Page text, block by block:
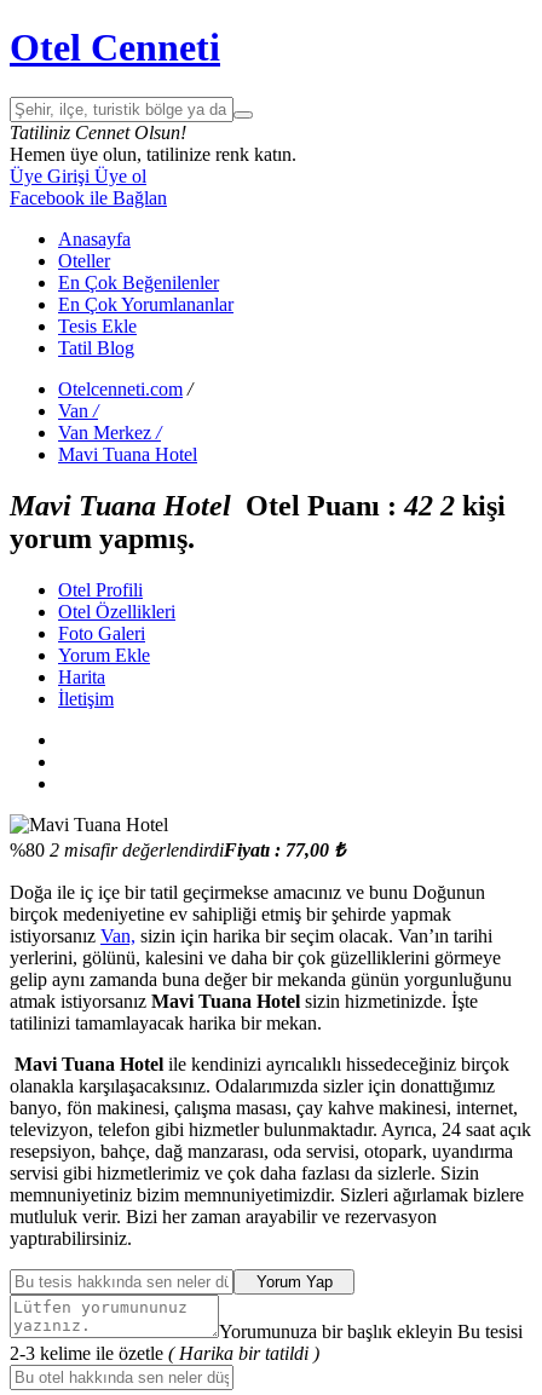
Otel Cenneti
Tatiliniz Cennet Olsun!
Hemen üye olun, tatilinize renk katın.
Üye Girişi Üye ol
Facebook ile Bağlan
Anasayfa
Oteller
En Çok Beğenilenler
En Çok Yorumlananlar
Tesis Ekle
Tatil Blog
Otelcenneti.com /
Van /
Van Merkez /
Mavi Tuana Hotel
Mavi Tuana Hotel Otel Puanı :42 2 kişi
yorum yapmış.
Otel Profili
Otel Özellikleri
Foto Galeri
Yorum Ekle
Harita
İletişim
%80 2 misafir değerlendirdiFiyatı : 77,00 ₺
Doğa ile iç içe bir tatil geçirmekse amacınız ve bunu Doğunun
birçok medeniyetine ev sahipliği etmiş bir şehirde yapmak
istiyorsanız Van, sizin için harika bir seçim olacak. Van’ın tarihi
yerlerini, gölünü, kalesini ve daha bir çok güzelliklerini görmeye
gelip aynı zamanda buna değer bir mekanda günün yorgunluğunu
atmak istiyorsanız Mavi Tuana Hotel sizin hizmetinizde. İşte
tatilinizi tamamlayacak harika bir mekan.
Mavi Tuana Hotel ile kendinizi ayrıcalıklı hissedeceğiniz birçok
olanakla karşılaşacaksınız. Odalarımızda sizler için donattığımız
banyo, fön makinesi, çalışma masası, çay kahve makinesi, internet,
televizyon, telefon gibi hizmetler bulunmaktadır. Ayrıca, 24 saat açık
resepsiyon, bahçe, dağ manzarası, oda servisi, otopark, uyandırma
servisi gibi hizmetlerimiz ve çok daha fazlası da sizlerle. Sizin
memnuniyetiniz bizim memnuniyetimizdir. Sizleri ağırlamak bizlere
mutluluk verir. Bizi her zaman arayabilir ve rezervasyon
yaptırabilirsiniz.
Yorum Yap
Yorumunuza bir başlık ekleyin Bu tesisi
2-3 kelime ile özetle ( Harika bir tatildi )